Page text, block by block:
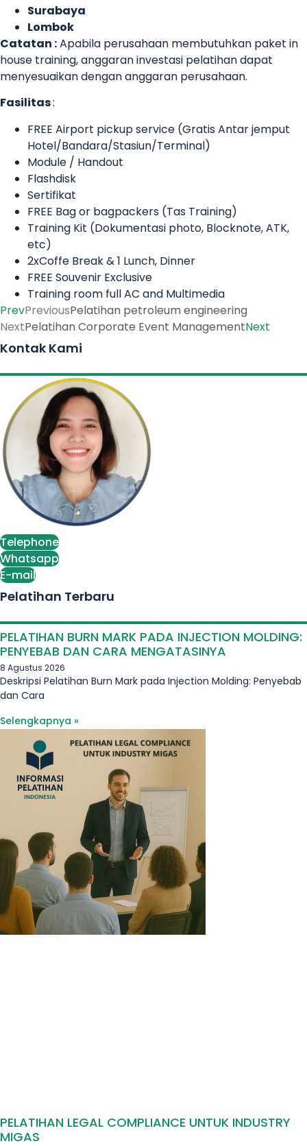
Surabaya
Lombok
Catatan :Apabila perusahaan membutuhkan paket in
house training, anggaran investasi pelatihan dapat
menyesuaikan dengan anggaran perusahaan.
Fasilitas:
FREE Airport pickup service (Gratis Antar jemput
Hotel/Bandara/Stasiun/Terminal)
Module / Handout
Flashdisk
Sertifikat
FREE Bag or bagpackers (Tas Training)
Training Kit (Dokumentasi photo, Blocknote, ATK,
etc)
2xCoffe Break & 1 Lunch, Dinner
FREE Souvenir Exclusive
Training room full AC and Multimedia
PrevPreviousPelatihan petroleum engineering
NextPelatihan Corporate Event ManagementNext
Kontak Kami
Telephone
Whatsapp
E-mail
Pelatihan Terbaru
PELATIHAN BURN MARK PADA INJECTION MOLDING:
PENYEBAB DAN CARA MENGATASINYA
8 Agustus 2026
Deskripsi Pelatihan Burn Mark pada Injection Molding: Penyebab
dan Cara
Selengkapnya »
PELATIHAN LEGAL COMPLIANCE UNTUK INDUSTRY
MIGAS